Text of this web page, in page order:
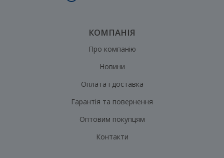
КОМПАНІЯ
Про компанію
Новини
Оплата і доставка
Гарантія та повернення
Оптовим покупцям
Контакти